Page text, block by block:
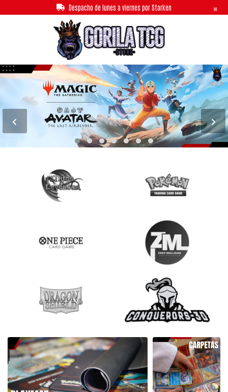
Despacho de lunes a viernes por Starken ×